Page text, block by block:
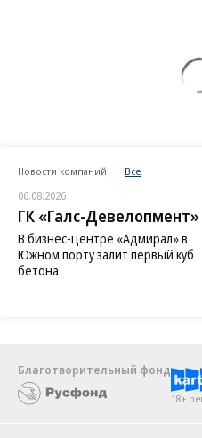
Новости компаний Все
06.08.2026
ГК «Галс-Девелопмент»
В бизнес-центре «Адмирал» в
Южном порту залит первый куб
бетона
Благотворительный фонд
18+